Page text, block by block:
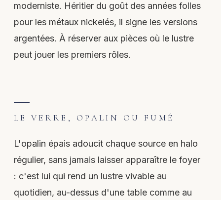
moderniste. Héritier du goût des années folles
pour les métaux nickelés, il signe les versions
argentées. À réserver aux pièces où le lustre
peut jouer les premiers rôles.
LE VERRE, OPALIN OU FUMÉ
L'opalin épais adoucit chaque source en halo
régulier, sans jamais laisser apparaître le foyer
: c'est lui qui rend un lustre vivable au
quotidien, au-dessus d'une table comme au